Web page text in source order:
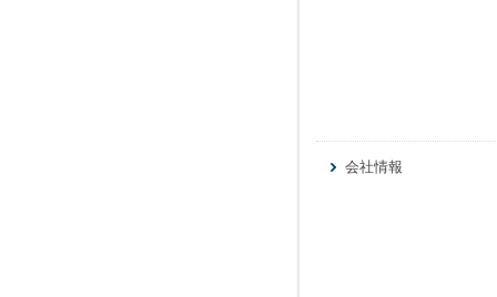
会社情報